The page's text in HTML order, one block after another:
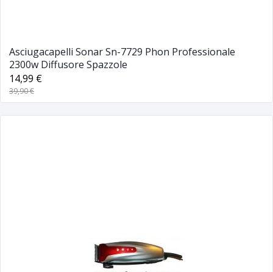
Asciugacapelli Sonar Sn-7729 Phon Professionale
2300w Diffusore Spazzole
14,99 €
39,90 €